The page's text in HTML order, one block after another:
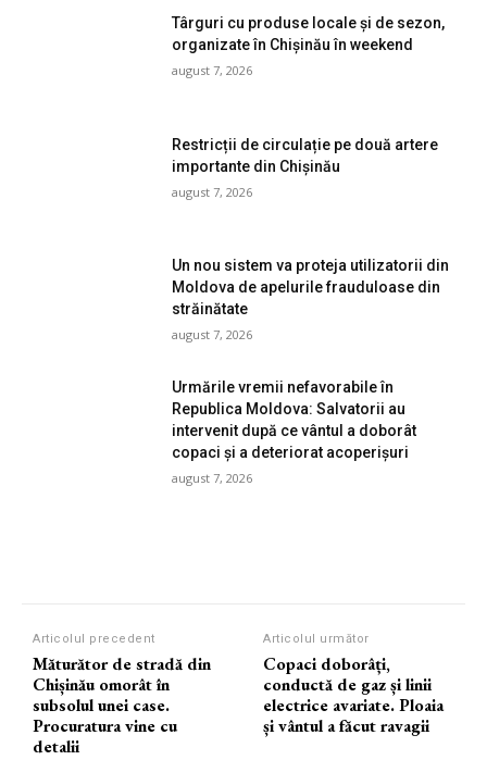
Târguri cu produse locale și de sezon,
organizate în Chișinău în weekend
august 7, 2026
Restricții de circulație pe două artere
importante din Chișinău
august 7, 2026
Un nou sistem va proteja utilizatorii din
Moldova de apelurile frauduloase din
străinătate
august 7, 2026
Urmările vremii nefavorabile în
Republica Moldova: Salvatorii au
intervenit după ce vântul a doborât
copaci și a deteriorat acoperișuri
august 7, 2026
Articolul precedent
Măturător de stradă din
Chișinău omorât în
subsolul unei case.
Procuratura vine cu
detalii
Articolul următor
Copaci doborâți,
conductă de gaz și linii
electrice avariate. Ploaia
și vântul a făcut ravagii